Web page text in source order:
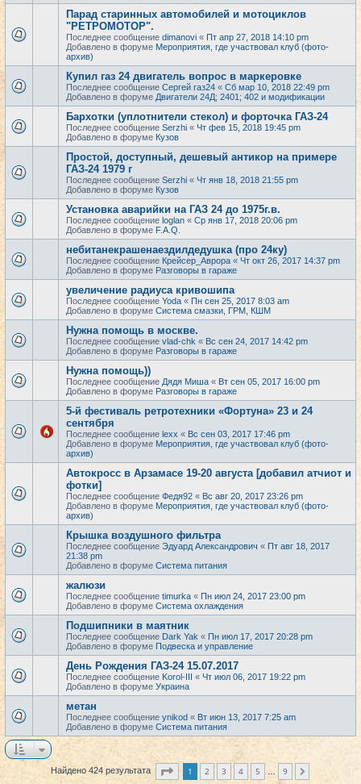
Парад старинных автомобилей и мотоциклов
"РЕТРОМОТОР".
Последнее сообщение dimanovi « Пт апр 27, 2018 14:10 pm
Добавлено в форуме Мероприятия, где участвовал клуб (фото-
архив)
Купил газ 24 двигатель вопрос в маркеровке
Последнее сообщение Сергей газ24 « Сб мар 10, 2018 22:49 pm
Добавлено в форуме Двигатели 24Д; 2401; 402 и модификации
Бархотки (уплотнители стекол) и форточка ГАЗ-24
Последнее сообщение Serzhi « Чт фев 15, 2018 19:45 pm
Добавлено в форуме Кузов
Простой, доступный, дешевый антикор на примере
ГАЗ-24 1979 г
Последнее сообщение Serzhi « Чт янв 18, 2018 21:55 pm
Добавлено в форуме Кузов
Установка аварийки на ГАЗ 24 до 1975г.в.
Последнее сообщение loglan « Ср янв 17, 2018 20:06 pm
Добавлено в форуме F.A.Q.
небитанекрашенаездилдедушка (про 24ку)
Последнее сообщение Крейсер_Аврора « Чт окт 26, 2017 14:37 pm
Добавлено в форуме Разговоры в гараже
увеличение радиуса кривошипа
Последнее сообщение Yoda « Пн сен 25, 2017 8:03 am
Добавлено в форуме Система смазки, ГРМ, КШМ
Нужна помощь в москве.
Последнее сообщение vlad-chk « Вс сен 24, 2017 14:42 pm
Добавлено в форуме Разговоры в гараже
Нужна помощь))
Последнее сообщение Дядя Миша « Вт сен 05, 2017 16:00 pm
Добавлено в форуме Разговоры в гараже
5-й фестиваль ретротехники «Фортуна» 23 и 24
сентября
Последнее сообщение lexx « Вс сен 03, 2017 17:46 pm
Добавлено в форуме Мероприятия, где участвовал клуб (фото-
архив)
Автокросс в Арзамасе 19-20 августа [добавил атчиот и
фотки]
Последнее сообщение Федя92 « Вс авг 20, 2017 23:26 pm
Добавлено в форуме Мероприятия, где участвовал клуб (фото-
архив)
Крышка воздушного фильтра
Последнее сообщение Эдуард Александрович « Пт авг 18, 2017
21:38 pm
Добавлено в форуме Система питания
жалюзи
Последнее сообщение timurka « Пн июл 24, 2017 23:00 pm
Добавлено в форуме Система охлаждения
Подшипники в маятник
Последнее сообщение Dark Yak « Пн июл 17, 2017 20:28 pm
Добавлено в форуме Подвеска и управление
День Рождения ГАЗ-24 15.07.2017
Последнее сообщение Korol-III « Чт июл 06, 2017 19:22 pm
Добавлено в форуме Украина
метан
Последнее сообщение ynikod « Вт июн 13, 2017 7:25 am
Добавлено в форуме Система питания
Найдено 424 результата Страница из
1 2 3 4 5 9